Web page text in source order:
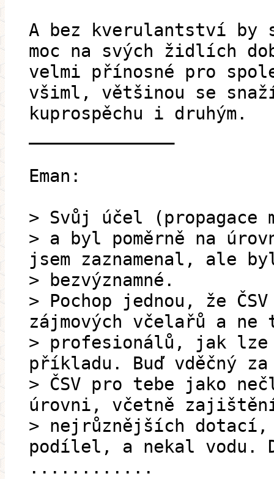
A bez kverulantství by
moc na svých židlích
velmi přínosné pro
všiml, většinou se
kuprospěchu i druhým.
Eman:
> Svůj účel
> a byl poměrně na
jsem zaznamenal, ale
> bezvýznamné.
> Pochop jednou, že
zájmových včelařů a
> profesionálů, jak lze
příkladu. Buď vděčný
> ČSV pro tebe jako
úrovni, včetně
> nejrůznějších dotací,
podílel, a nekal vodu.
............